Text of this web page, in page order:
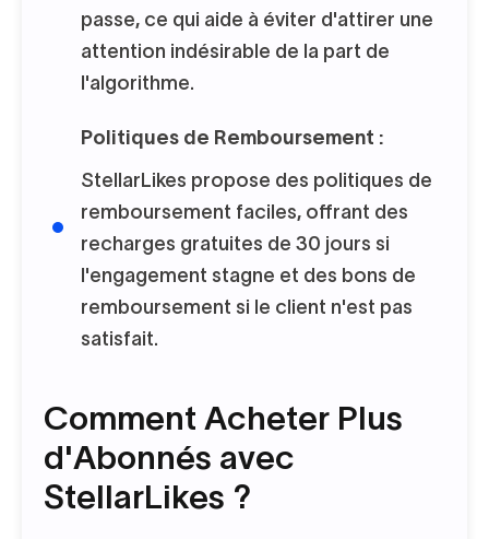
passe, ce qui aide à éviter d'attirer une
attention indésirable de la part de
l'algorithme.
Politiques de Remboursement :
StellarLikes propose des politiques de
remboursement faciles, offrant des
recharges gratuites de 30 jours si
l'engagement stagne et des bons de
remboursement si le client n'est pas
satisfait.
Comment Acheter Plus
d'Abonnés avec
StellarLikes ?